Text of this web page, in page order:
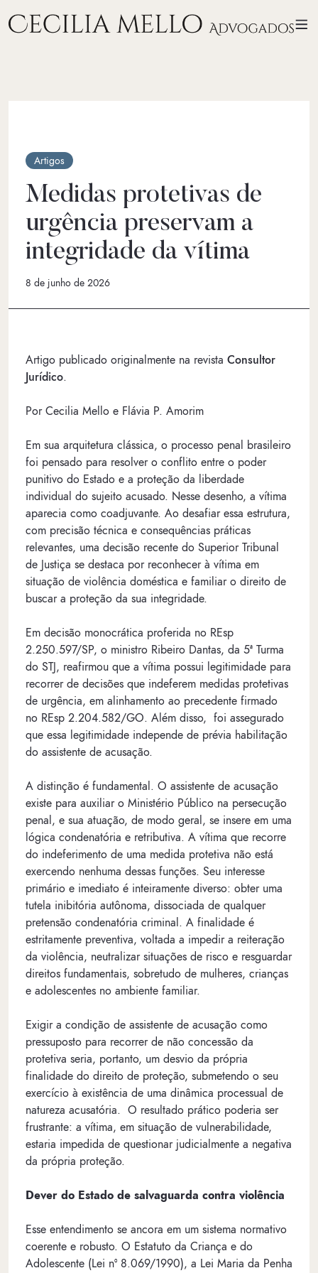
Artigos
Medidas protetivas de
urgência preservam a
integridade da vítima
8 de junho de 2026
Artigo publicado originalmente na revista Consultor
Jurídico.
Por Cecilia Mello e Flávia P. Amorim
Em sua arquitetura clássica, o processo penal brasileiro
foi pensado para resolver o conflito entre o poder
punitivo do Estado e a proteção da liberdade
individual do sujeito acusado. Nesse desenho, a vítima
aparecia como coadjuvante. Ao desafiar essa estrutura,
com precisão técnica e consequências práticas
relevantes, uma decisão recente do Superior Tribunal
de Justiça se destaca por reconhecer à vítima em
situação de violência doméstica e familiar o direito de
buscar a proteção da sua integridade.
Em decisão monocrática proferida no REsp
2.250.597/SP, o ministro Ribeiro Dantas, da 5ª Turma
do STJ, reafirmou que a vítima possui legitimidade para
recorrer de decisões que indeferem medidas protetivas
de urgência, em alinhamento ao precedente firmado
no REsp 2.204.582/GO. Além disso, foi assegurado
que essa legitimidade independe de prévia habilitação
do assistente de acusação.
A distinção é fundamental. O assistente de acusação
existe para auxiliar o Ministério Público na persecução
penal, e sua atuação, de modo geral, se insere em uma
lógica condenatória e retributiva. A vítima que recorre
do indeferimento de uma medida protetiva não está
exercendo nenhuma dessas funções. Seu interesse
primário e imediato é inteiramente diverso: obter uma
tutela inibitória autônoma, dissociada de qualquer
pretensão condenatória criminal. A finalidade é
estritamente preventiva, voltada a impedir a reiteração
da violência, neutralizar situações de risco e resguardar
direitos fundamentais, sobretudo de mulheres, crianças
e adolescentes no ambiente familiar.
Exigir a condição de assistente de acusação como
pressuposto para recorrer de não concessão da
protetiva seria, portanto, um desvio da própria
finalidade do direito de proteção, submetendo o seu
exercício à existência de uma dinâmica processual de
natureza acusatória. O resultado prático poderia ser
frustrante: a vítima, em situação de vulnerabilidade,
estaria impedida de questionar judicialmente a negativa
da própria proteção.
Dever do Estado de salvaguarda contra violência
Esse entendimento se ancora em um sistema normativo
coerente e robusto. O Estatuto da Criança e do
Adolescente (Lei nº 8.069/1990), a Lei Maria da Penha